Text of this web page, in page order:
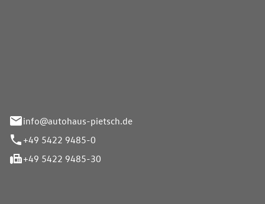
info@autohaus-pietsch.de
+49 5422 9485-0
+49 5422 9485-30